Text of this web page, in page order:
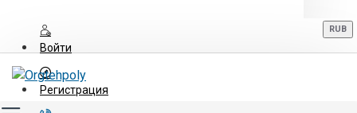
Войти
Регистрация
RUB